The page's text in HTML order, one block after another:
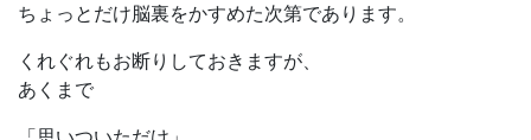
ちょっとだけ脳裏をかすめた次第であります。
くれぐれもお断りしておきますが、
あくまで